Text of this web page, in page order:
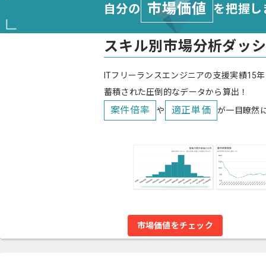
自分の 市場価値 を把握
スキル別市場分析ダッ
ITフリーランスエンジニアの支援実績15
蓄積された圧倒的なデータから算出！
案件倍率 や 適正単価 が一目瞭然
市場価値をチェック